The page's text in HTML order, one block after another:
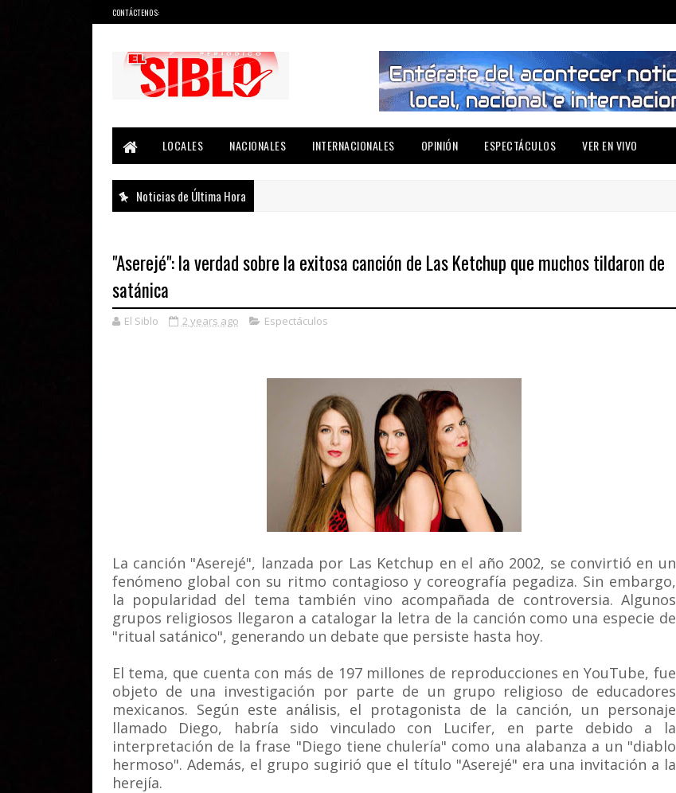
CONTÁCTENOS:
LOCALES
NACIONALES INTERNACIONALES OPINIÓN ESPECTÁCULOS VER EN VIVO
Noticias de Última Hora
"Aserejé": la verdad sobre la exitosa canción de Las Ketchup que muchos tildaron de
satánica
El Siblo 2 years ago Espectáculos
La canción "Aserejé", lanzada por Las Ketchup en el año 2002, se convirtió en un
fenómeno global con su ritmo contagioso y coreografía pegadiza. Sin embargo,
la popularidad del tema también vino acompañada de controversia. Algunos
grupos religiosos llegaron a catalogar la letra de la canción como una especie de
"ritual satánico", generando un debate que persiste hasta hoy.
El tema, que cuenta con más de 197 millones de reproducciones en YouTube, fue
objeto de una investigación por parte de un grupo religioso de educadores
mexicanos. Según este análisis, el protagonista de la canción, un personaje
llamado Diego, habría sido vinculado con Lucifer, en parte debido a la
interpretación de la frase "Diego tiene chulería" como una alabanza a un "diablo
hermoso". Además, el grupo sugirió que el título "Aserejé" era una invitación a la
herejía.